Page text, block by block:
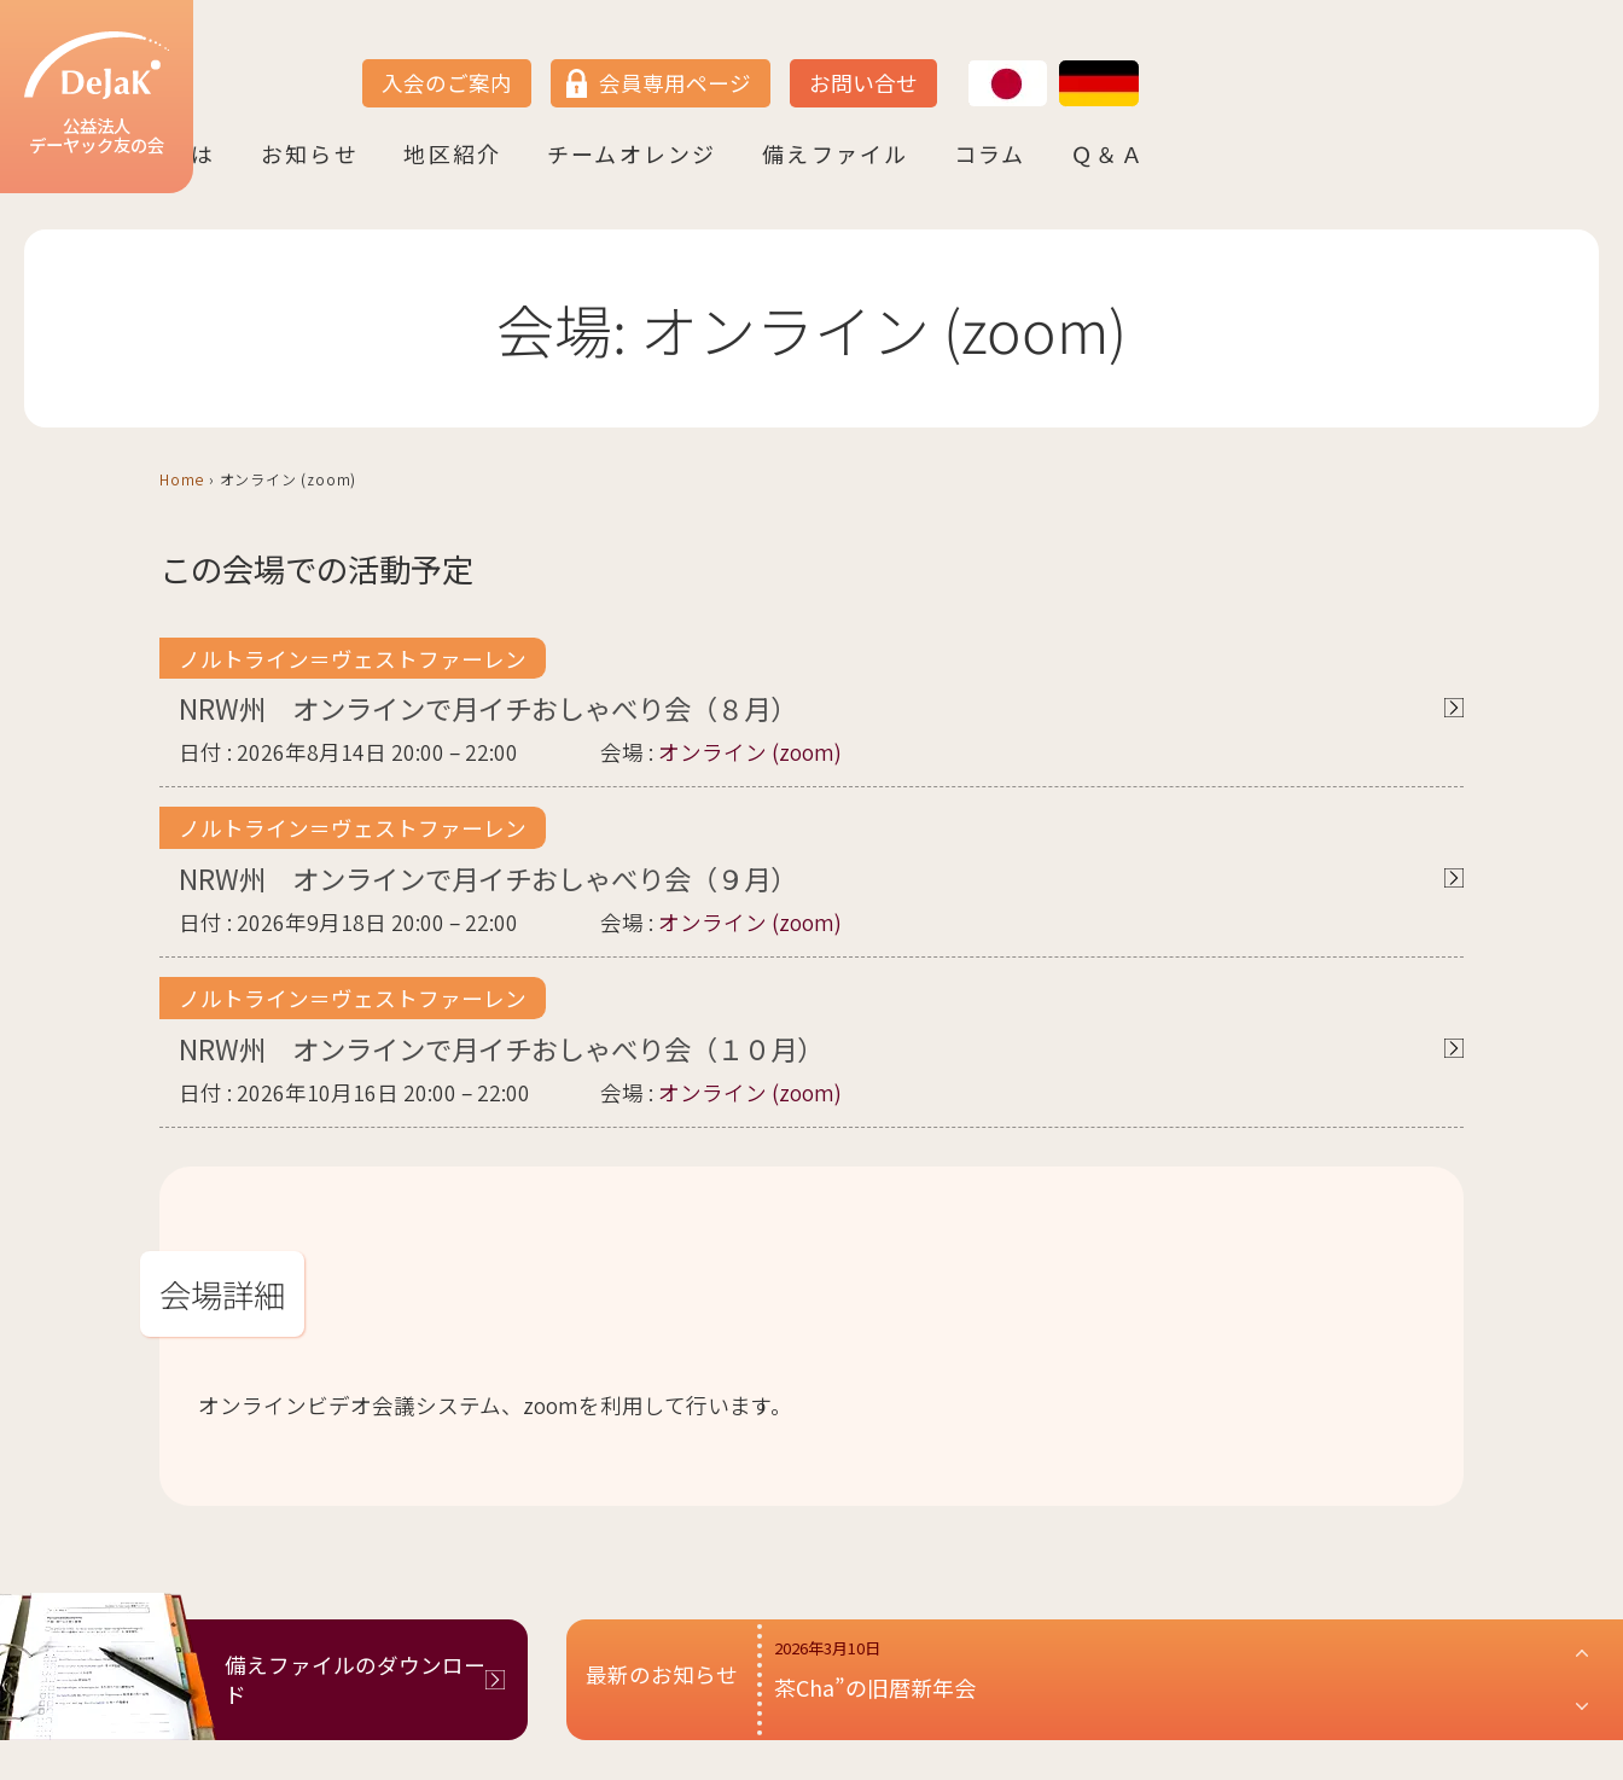
公益法人
デーヤック友の会
サイト内検索 入会のご案内 会員専用ページ お問い合せ
JP DE
DeJaK友の会とは
DeJaK-友の会とは
入会のご案内
活動紹介
デーヤック発行冊子のご案内
設立10周年記念（2022）
お知らせ
地区紹介
チームオレンジ
備えファイル
コラム
Ｑ＆Ａ
会場: オンライン (zoom)
Home › オンライン (zoom)
この会場での活動予定
ノルトライン＝ヴェストファーレン
NRW州 オンラインで月イチおしゃべり会（８月）
日付 : 2026年8月14日 20:00 – 22:00 会場 : オンライン (zoom)
ノルトライン＝ヴェストファーレン
NRW州 オンラインで月イチおしゃべり会（９月）
日付 : 2026年9月18日 20:00 – 22:00 会場 : オンライン (zoom)
ノルトライン＝ヴェストファーレン
NRW州 オンラインで月イチおしゃべり会（１０月）
日付 : 2026年10月16日 20:00 – 22:00 会場 : オンライン (zoom)
会場詳細
オンラインビデオ会議システム、zoomを利用して行います。
備えファイルのダウンロー
ド
最新のお知らせ
2026年3月10日
茶Cha”の旧暦新年会